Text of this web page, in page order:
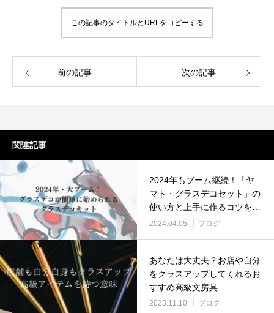
この記事のタイトルとURLをコピーする
前の記事 次の記事
関連記事
2024年もブーム継続！「ヤ
マト・グラスデコセット」の
使い方と上手に作るコツを紹
介
2024.04.05 ブログ
あなたは大丈夫？お店や自分
をクラスアップしてくれるお
すすめ高級文房具
2023.11.10 ブログ